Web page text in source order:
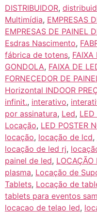
DISTRIBUIDOR,
Multimídia, EMPRESAS
EMPRESAS DE PAINEL
Esdras Nascimento,
fábrica de totens, FAIXA
GONDOLA, FAIXA DE
FORNECEDOR DE
Horizontal INDOOR
infinit., interativo,
por assinatura, Led, LED
Locação, LED POSTER
locação, locação de lcd,
locação de led rj,
painel de led, LOCAÇÃO
plasma, Locação de
Tablets, Locação de
tablets para eventos
locacao de telao led,